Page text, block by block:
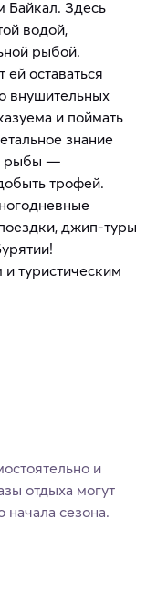
Байкал. Здесь
водой,
рыбой.
оставаться
внушительных
и поймать
знание
рыбы —
трофей.
джип-туры
туристическим
и
отдыха могут
сезона.